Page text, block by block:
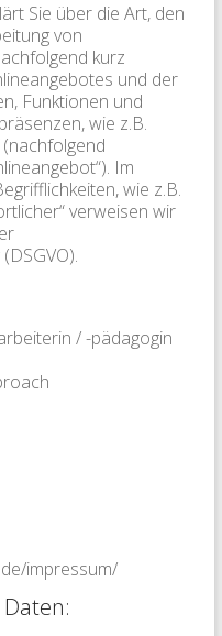
Sie über die Art, den
von
kurz
und der
Funktionen und
wie z.B.
Im
wie z.B.
verweisen wir
/ -pädagogin
impressum/